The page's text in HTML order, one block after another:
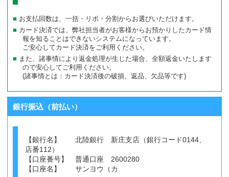
お支払回数は、一括・リボ・分割からお選びいただけます。
カード決済では、弊社担当者がお客様からお預かりしたカード情
報を知ることはできないシステムになっています。
ご安心してカード決済をご利用ください。
また、諸事情により返金処理が生じた場合、全額返金いたします
ので安心してご利用ください。
(諸事情とは：カード決済後の破損、返品、欠品等です)
銀行振込（前払い）
【銀行名】 北陸銀行 新庄支店（銀行コード0144、
店番112）
【口座番号】 普通口座 2600280
【口座名】 サンヨウ（カ